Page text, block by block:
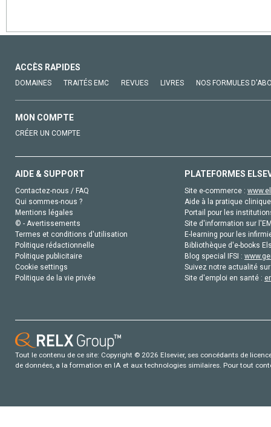
ACCÈS RAPIDES
DOMAINES TRAITÉS EMC REVUES LIVRES NOS FORMULES
MON COMPTE
CRÉER UN COMPTE
AIDE & SUPPORT
Contactez-nous / FAQ
Qui sommes-nous ?
Mentions légales
© - Avertissements
Termes et conditions d'utilisation
Politique rédactionnelle
Politique publicitaire
Cookie settings
Politique de la vie privée
PLATEFORMES
Site e-commerce :
Aide à la pratique
Portail pour les
Site d'information sur
E-learning pour les
Bibliothèque d'e-books
Blog special IFSI :
Suivez notre actualité
Site d'emploi en santé :
Tout le contenu de ce site: Copyright © 2026 Elsevier, ses concédants de
de données, a la formation en IA et aux technologies similaires. Pour tout